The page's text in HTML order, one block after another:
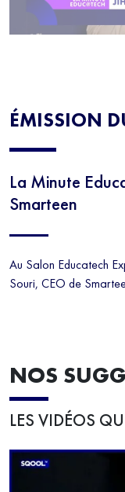
ÉMISSION
La Minute
Smarteen
Au Salon Educatech
Souri, CEO de
NOS
LES VIDÉOS